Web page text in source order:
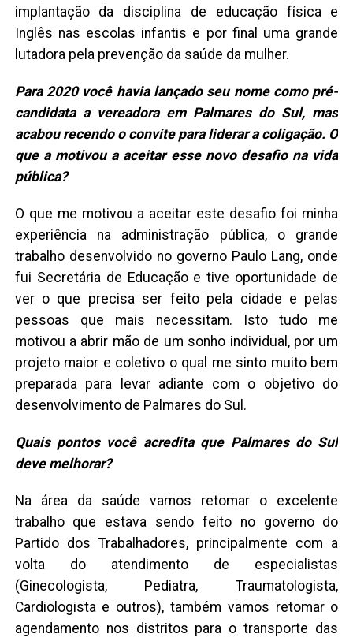
implantação da disciplina de educação física e
Inglês nas escolas infantis e por final uma grande
lutadora pela prevenção da saúde da mulher.
Para 2020 você havia lançado seu nome como pré-
candidata a vereadora em Palmares do Sul, mas
acabou recendo o convite para liderar a coligação. O
que a motivou a aceitar esse novo desafio na vida
pública?
O que me motivou a aceitar este desafio foi minha
experiência na administração pública, o grande
trabalho desenvolvido no governo Paulo Lang, onde
fui Secretária de Educação e tive oportunidade de
ver o que precisa ser feito pela cidade e pelas
pessoas que mais necessitam. Isto tudo me
motivou a abrir mão de um sonho individual, por um
projeto maior e coletivo o qual me sinto muito bem
preparada para levar adiante com o objetivo do
desenvolvimento de Palmares do Sul.
Quais pontos você acredita que Palmares do Sul
deve melhorar?
Na área da saúde vamos retomar o excelente
trabalho que estava sendo feito no governo do
Partido dos Trabalhadores, principalmente com a
volta do atendimento de especialistas
(Ginecologista, Pediatra, Traumatologista,
Cardiologista e outros), também vamos retomar o
agendamento nos distritos para o transporte das